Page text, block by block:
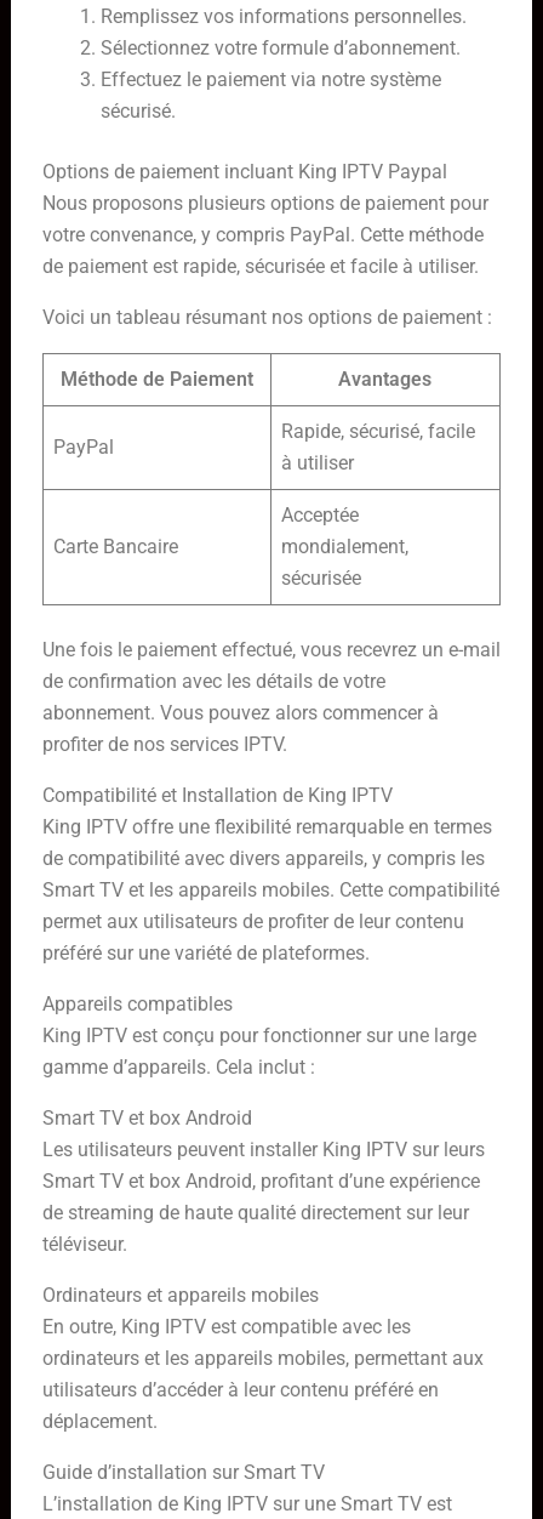
Remplissez vos informations personnelles.
Sélectionnez votre formule d’abonnement.
Effectuez le paiement via notre système
sécurisé.
Options de paiement incluant King IPTV Paypal
Nous proposons plusieurs options de paiement pour
votre convenance, y compris PayPal. Cette méthode
de paiement est rapide, sécurisée et facile à utiliser.
Voici un tableau résumant nos options de paiement :
Méthode de Paiement Avantages
PayPal
Rapide, sécurisé, facile
à utiliser
Carte Bancaire
Acceptée
mondialement,
sécurisée
Une fois le paiement effectué, vous recevrez un e-mail
de confirmation avec les détails de votre
abonnement. Vous pouvez alors commencer à
profiter de nos services IPTV.
Compatibilité et Installation de King IPTV
King IPTV offre une flexibilité remarquable en termes
de compatibilité avec divers appareils, y compris les
Smart TV et les appareils mobiles. Cette compatibilité
permet aux utilisateurs de profiter de leur contenu
préféré sur une variété de plateformes.
Appareils compatibles
King IPTV est conçu pour fonctionner sur une large
gamme d’appareils. Cela inclut :
Smart TV et box Android
Les utilisateurs peuvent installer King IPTV sur leurs
Smart TV et box Android, profitant d’une expérience
de streaming de haute qualité directement sur leur
téléviseur.
Ordinateurs et appareils mobiles
En outre, King IPTV est compatible avec les
ordinateurs et les appareils mobiles, permettant aux
utilisateurs d’accéder à leur contenu préféré en
déplacement.
Guide d’installation sur Smart TV
L’installation de King IPTV sur une Smart TV est